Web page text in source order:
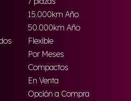
15.000km Año
50.000km Año
Flexible
Por Meses
Compactos
En Venta
Opción a Compra